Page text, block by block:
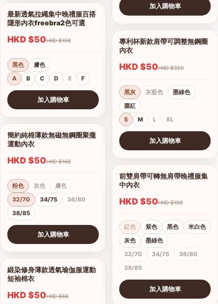
1/6
最新透氣拉繩集中晚禮服百搭
隱形內衣freebra2色可選
HKD $50 HKD $198
黑色
膚色
A
B C D E F
加入購物車
1/7
查看圖片
簡約純棉薄款無磁無鋼圈聚攏
運動內衣
HKD $50 HKD $168
粉色 灰色
膚色
32/70
34/75
36/80
38/85
加入購物車
1/17
查看圖片
緞染修身薄款透氣瑜伽服運動
短袖棉衣
HKD $50 HKD $88
加入購物車
1/9
查看圖片
專利杯新款肩帶可調整無鋼圈
內衣
HKD $50 HKD $320
黑灰 灰藍色
墨綠色
棗紅
S
M L XL
加入購物車
1/15
查看圖片
前雙肩帶可轉無肩帶晚禮服集
中內衣
HKD $50 HKD $198
紅色 紫色 黑色
米白色
灰色
墨綠色
32/70
34/75
36/80
38/85
加入購物車
查看圖片